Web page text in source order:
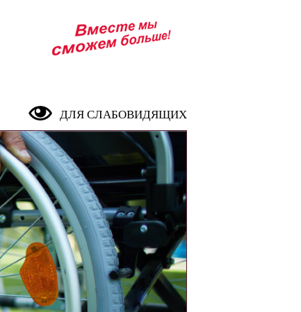
ДЛЯ СЛАБОВИДЯЩИХ